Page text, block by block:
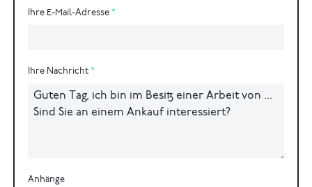
Ihre E-Mail-Adresse
Ihre Nachricht
Anhänge